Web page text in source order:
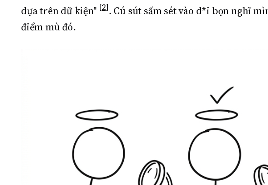
dựa trên dữ kiện"[2]. Cú sút sấm sét vào d*i bọn nghĩ
điểm mù đó.